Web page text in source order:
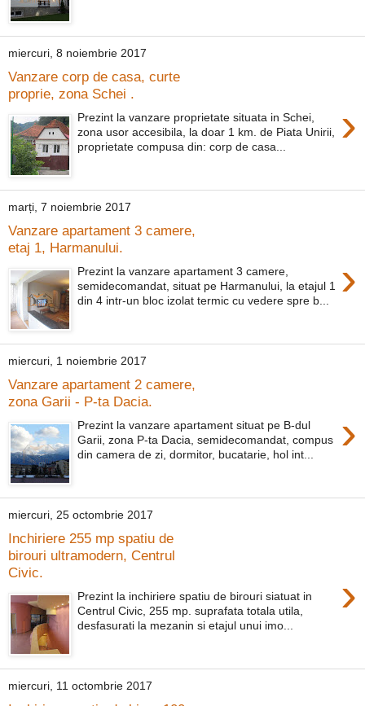
miercuri, 8 noiembrie 2017
Vanzare corp de casa, curte
proprie, zona Schei .
›
Prezint la vanzare proprietate situata in Schei,
zona usor accesibila, la doar 1 km. de Piata Unirii,
proprietate compusa din: corp de casa...
marți, 7 noiembrie 2017
Vanzare apartament 3 camere,
etaj 1, Harmanului.
›
Prezint la vanzare apartament 3 camere,
semidecomandat, situat pe Harmanului, la etajul 1
din 4 intr-un bloc izolat termic cu vedere spre b...
miercuri, 1 noiembrie 2017
Vanzare apartament 2 camere,
zona Garii - P-ta Dacia.
›
Prezint la vanzare apartament situat pe B-dul
Garii, zona P-ta Dacia, semidecomandat, compus
din camera de zi, dormitor, bucatarie, hol int...
miercuri, 25 octombrie 2017
Inchiriere 255 mp spatiu de
birouri ultramodern, Centrul
Civic.
›
Prezint la inchiriere spatiu de birouri siatuat in
Centrul Civic, 255 mp. suprafata totala utila,
desfasurati la mezanin si etajul unui imo...
miercuri, 11 octombrie 2017